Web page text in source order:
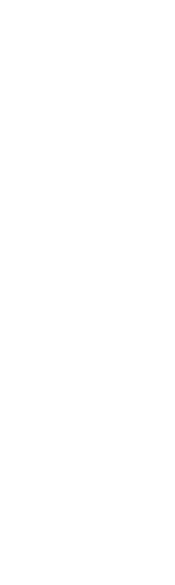
Sv.
OŠ